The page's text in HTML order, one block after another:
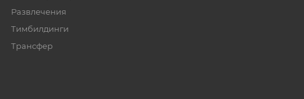
Развлечения
Тимбилдинги
Трансфер